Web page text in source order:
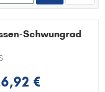
Schwungrad
€